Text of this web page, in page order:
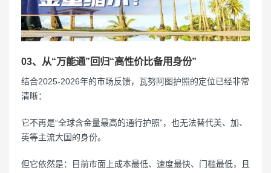
03、从“万能通”回归“高性价比备用身份”
结合2025-2026年的市场反馈，瓦努阿图护照的定位已经非常
清晰：
它不再是“全球含金量最高的通行护照”，也无法替代美、加、
英等主流大国的身份。
但它依然是：目前市面上成本最低、速度最快、门槛最低，且